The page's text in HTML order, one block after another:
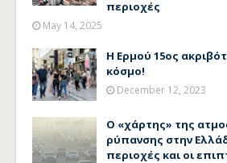
περιοχές
May 14, 2025
Η Ερμού 15ος
κόσμο!
December 12, 2023
Ο «χάρτης» της
ρύπανσης στην
περιοχές και οι